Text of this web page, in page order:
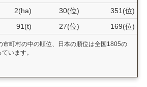
2(ha) 30(位)
351(位)
91(t) 27(位) 169(位)
市町村の中の順位、日本の順位は全国1805の
います。